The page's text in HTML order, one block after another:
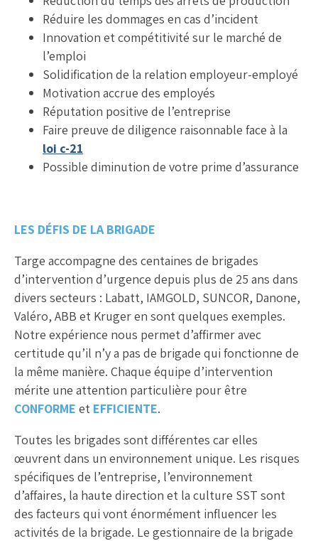
Réduire les dommages en cas d’incident
Innovation et compétitivité sur le marché de
l’emploi
Solidification de la relation employeur-employé
Motivation accrue des employés
Réputation positive de l’entreprise
Faire preuve de diligence raisonnable face à la
loi c-21
Possible diminution de votre prime d’assurance
LES DÉFIS DE LA BRIGADE
Targe accompagne des centaines de brigades
d’intervention d’urgence depuis plus de 25 ans dans
divers secteurs : Labatt, IAMGOLD, SUNCOR, Danone,
Valéro, ABB et Kruger en sont quelques exemples.
Notre expérience nous permet d’affirmer avec
certitude qu’il n’y a pas de brigade qui fonctionne de
la même manière. Chaque équipe d’intervention
mérite une attention particulière pour être
CONFORME et EFFICIENTE.
Toutes les brigades sont différentes car elles
œuvrent dans un environnement unique. Les risques
spécifiques de l’entreprise, l’environnement
d’affaires, la haute direction et la culture SST sont
des facteurs qui vont énormément influencer les
activités de la brigade. Le gestionnaire de la brigade